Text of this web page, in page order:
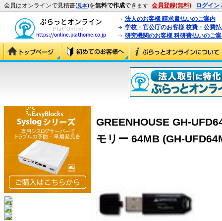
会員はオンラインで見積書(見本)を無料で作成できます 会員登録(無料) ログイン
法人のお客様 請求書払いのご案内
学校・官公庁のお客様 校費・公費
研究機関のお客様 科研費払いのご
GREENHOUSE GH-
モリー 64MB (GH-